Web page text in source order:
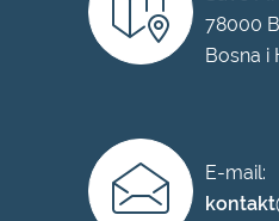
78000
Bosna i
E-mail: